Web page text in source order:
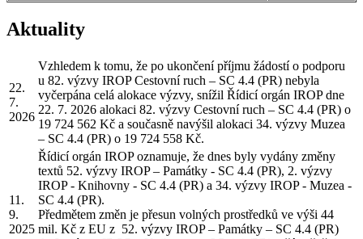
Aktuality
22.
7.
2026
Vzhledem k tomu, že po ukončení příjmu žádostí o podporu
u 82. výzvy IROP Cestovní ruch – SC 4.4 (PR) nebyla
vyčerpána celá alokace výzvy, snížil Řídicí orgán IROP dne
22. 7. 2026 alokaci 82. výzvy Cestovní ruch – SC 4.4 (PR) o
19 724 562 Kč a současně navýšil alokaci 34. výzvy Muzea
– SC 4.4 (PR) o 19 724 558 Kč.
11.
9.
2025
Řídicí orgán IROP oznamuje, že dnes byly vydány změny
textů 52. výzvy IROP – Památky - SC 4.4 (PR), 2. výzvy
IROP - Knihovny - SC 4.4 (PR) a 34. výzvy IROP - Muzea -
SC 4.4 (PR).
Předmětem změn je přesun volných prostředků ve výši 44
mil. Kč z EU z 52. výzvy IROP – Památky – SC 4.4 (PR)